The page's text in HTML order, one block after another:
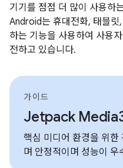
기기를 점점 더 많이 사용하
Android는 휴대전화, 태블릿
하는 기능을 사용하여 사용
전하고 있습니다.
가이드
Jetpack
핵심 미디어 환경을 위
며 안정적이며 성능이